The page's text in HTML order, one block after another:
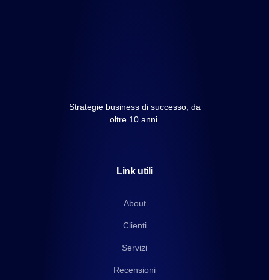
Strategie business di successo, da
oltre 10 anni.
Link utili
About
Clienti
Servizi
Recensioni